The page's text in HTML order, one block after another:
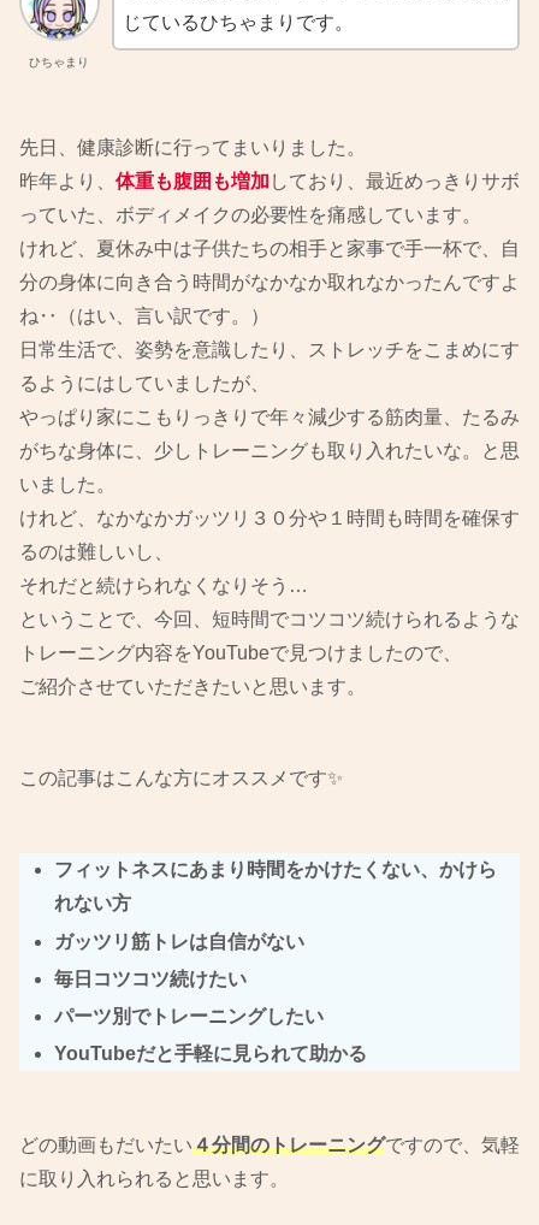
ひちゃまり
じているひちゃまりです。
先日、健康診断に行ってまいりました。
昨年より、 体重も腹囲も増加 しており、最近めっきりサボ
っていた、ボディメイクの必要性を痛感しています。
けれど、夏休み中は子供たちの相手と家事で手一杯で、自
分の身体に向き合う時間がなかなか取れなかったんですよ
ね‥（はい、言い訳です。）
日常生活で、姿勢を意識したり、ストレッチをこまめにす
るようにはしていましたが、
やっぱり家にこもりっきりで年々減少する筋肉量、たるみ
がちな身体に、少しトレーニングも取り入れたいな。と思
いました。
けれど、なかなかガッツリ３０分や１時間も時間を確保す
るのは難しいし、
それだと続けられなくなりそう…
ということで、今回、短時間でコツコツ続けられるような
トレーニング内容をYouTubeで見つけましたので、
ご紹介させていただきたいと思います。
この記事はこんな方にオススメです✨
フィットネスにあまり時間をかけたくない、かけら
れない方
ガッツリ筋トレは自信がない
毎日コツコツ続けたい
パーツ別でトレーニングしたい
YouTubeだと手軽に見られて助かる
どの動画もだいたい４分間のトレーニングですので、気軽
に取り入れられると思います。